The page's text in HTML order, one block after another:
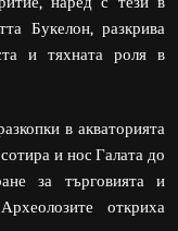
Букелон, разкрива
и тяхната роля в
в акваторията
и нос Галата до
за търговията и
откриха